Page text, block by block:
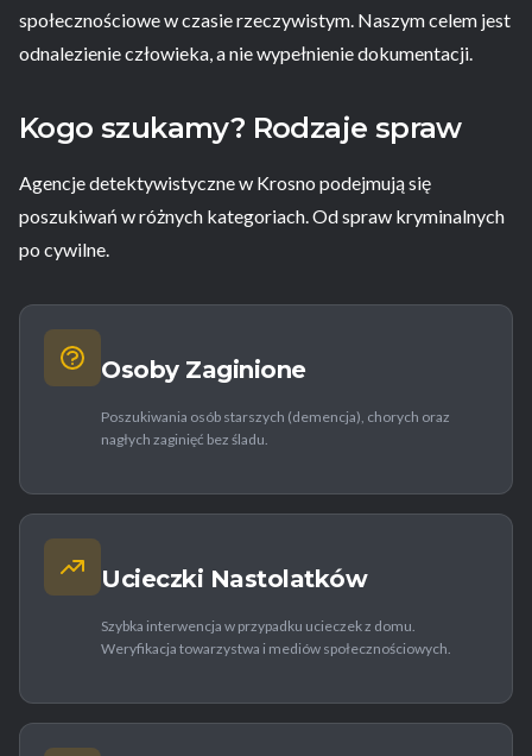
społecznościowe w czasie rzeczywistym. Naszym celem jest
odnalezienie człowieka, a nie wypełnienie dokumentacji.
Kogo szukamy? Rodzaje spraw
Agencje detektywistyczne w Krosno podejmują się
poszukiwań w różnych kategoriach. Od spraw kryminalnych
po cywilne.
Osoby Zaginione
Poszukiwania osób starszych (demencja), chorych oraz
nagłych zaginięć bez śladu.
Ucieczki Nastolatków
Szybka interwencja w przypadku ucieczek z domu.
Weryfikacja towarzystwa i mediów społecznościowych.